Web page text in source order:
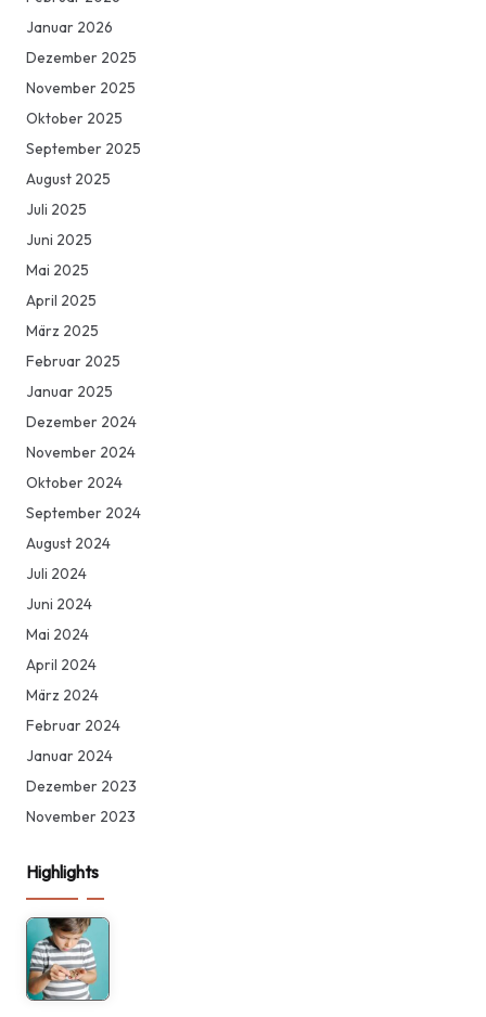
Januar 2026
Dezember 2025
November 2025
Oktober 2025
September 2025
August 2025
Juli 2025
Juni 2025
Mai 2025
April 2025
März 2025
Februar 2025
Januar 2025
Dezember 2024
November 2024
Oktober 2024
September 2024
August 2024
Juli 2024
Juni 2024
Mai 2024
April 2024
März 2024
Februar 2024
Januar 2024
Dezember 2023
November 2023
Highlights